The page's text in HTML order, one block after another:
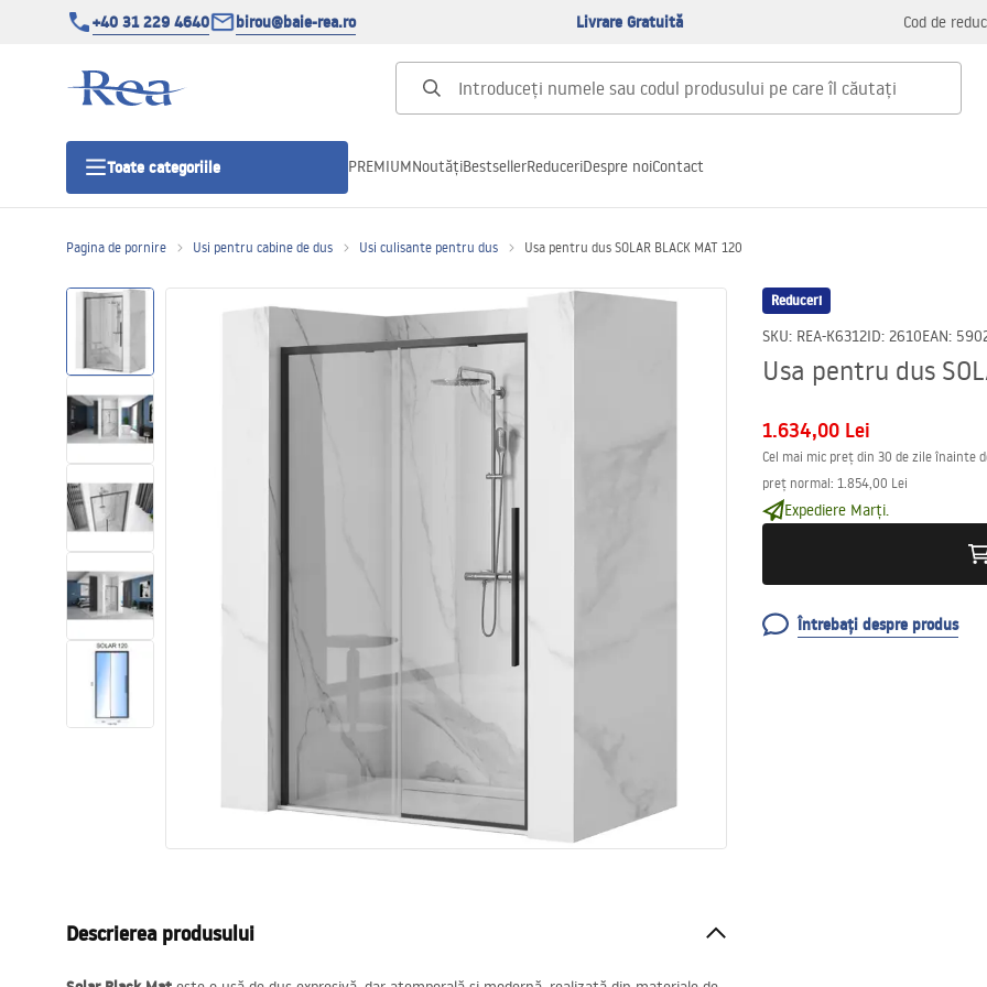
+40 31 229 4640 birou@baie-rea.ro Livrare Gratuită Cod de
Toate categoriile
Cadite de dus
Rigole Liniare
Vase WC si Bideuri
Lavoare
Cazi cu paravane
PREMIUMNoutățiBestsellerReduceriDespre noiContact
Pagina de pornire Usi pentru cabine de dus Usi culisante pentru dus Usa pentru dus SOLAR BLACK MAT 120
Reduceri
SKU: REA-K6312ID: 2610EAN:
Usa pentru dus
1.634,00 Lei
Cel mai mic preț din 30 de zile înainte
preț normal: 1.854,00 Lei
Expediere Marți.
Întrebați despre produs
Descrierea produsului